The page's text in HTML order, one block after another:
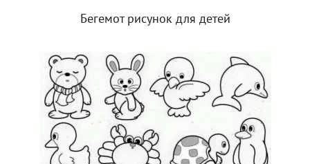
Бегемот рисунок для детей